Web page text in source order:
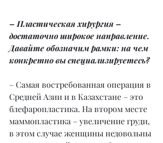
– Пластическая хирургия –
достаточно широкое направление.
Давайте обозначим рамки: на чем
конкретно вы специализируетесь?
– Самая востребованная операция в
Средней Азии и в Казахстане – это
блефаропластика. На втором месте
маммопластика – увеличение груди,
в этом случае женщины недовольны